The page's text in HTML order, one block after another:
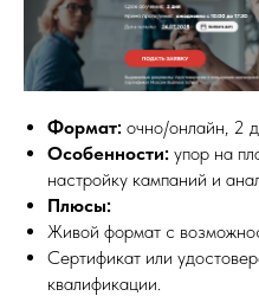
Формат: очно/онлайн, 2
Особенности: упор на
настройку кампаний и
Плюсы:
Живой формат с
Сертификат или
квалификации.